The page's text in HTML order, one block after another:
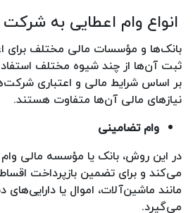
انواع وام اعطایی به
بانک‌ها و مؤسسات مالی مختلف برای
ثبت آن‌ها از چند شیوه مختلف
بر اساس شرایط مالی و اعتباری
نیازهای مالی آن‌ها متفاوت هستند.
وام تضامینی
در این روش، بانک یا مؤسسه مالی
می‌کند و برای تضمین بازپرداخت
مانند ماشین‌آلات، اموال یا
می‌گیرد.